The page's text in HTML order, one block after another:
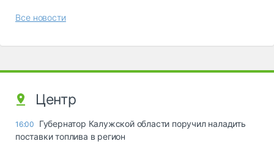
Все новости
Центр
16:00
Губернатор Калужской области поручил наладить
поставки топлива в регион